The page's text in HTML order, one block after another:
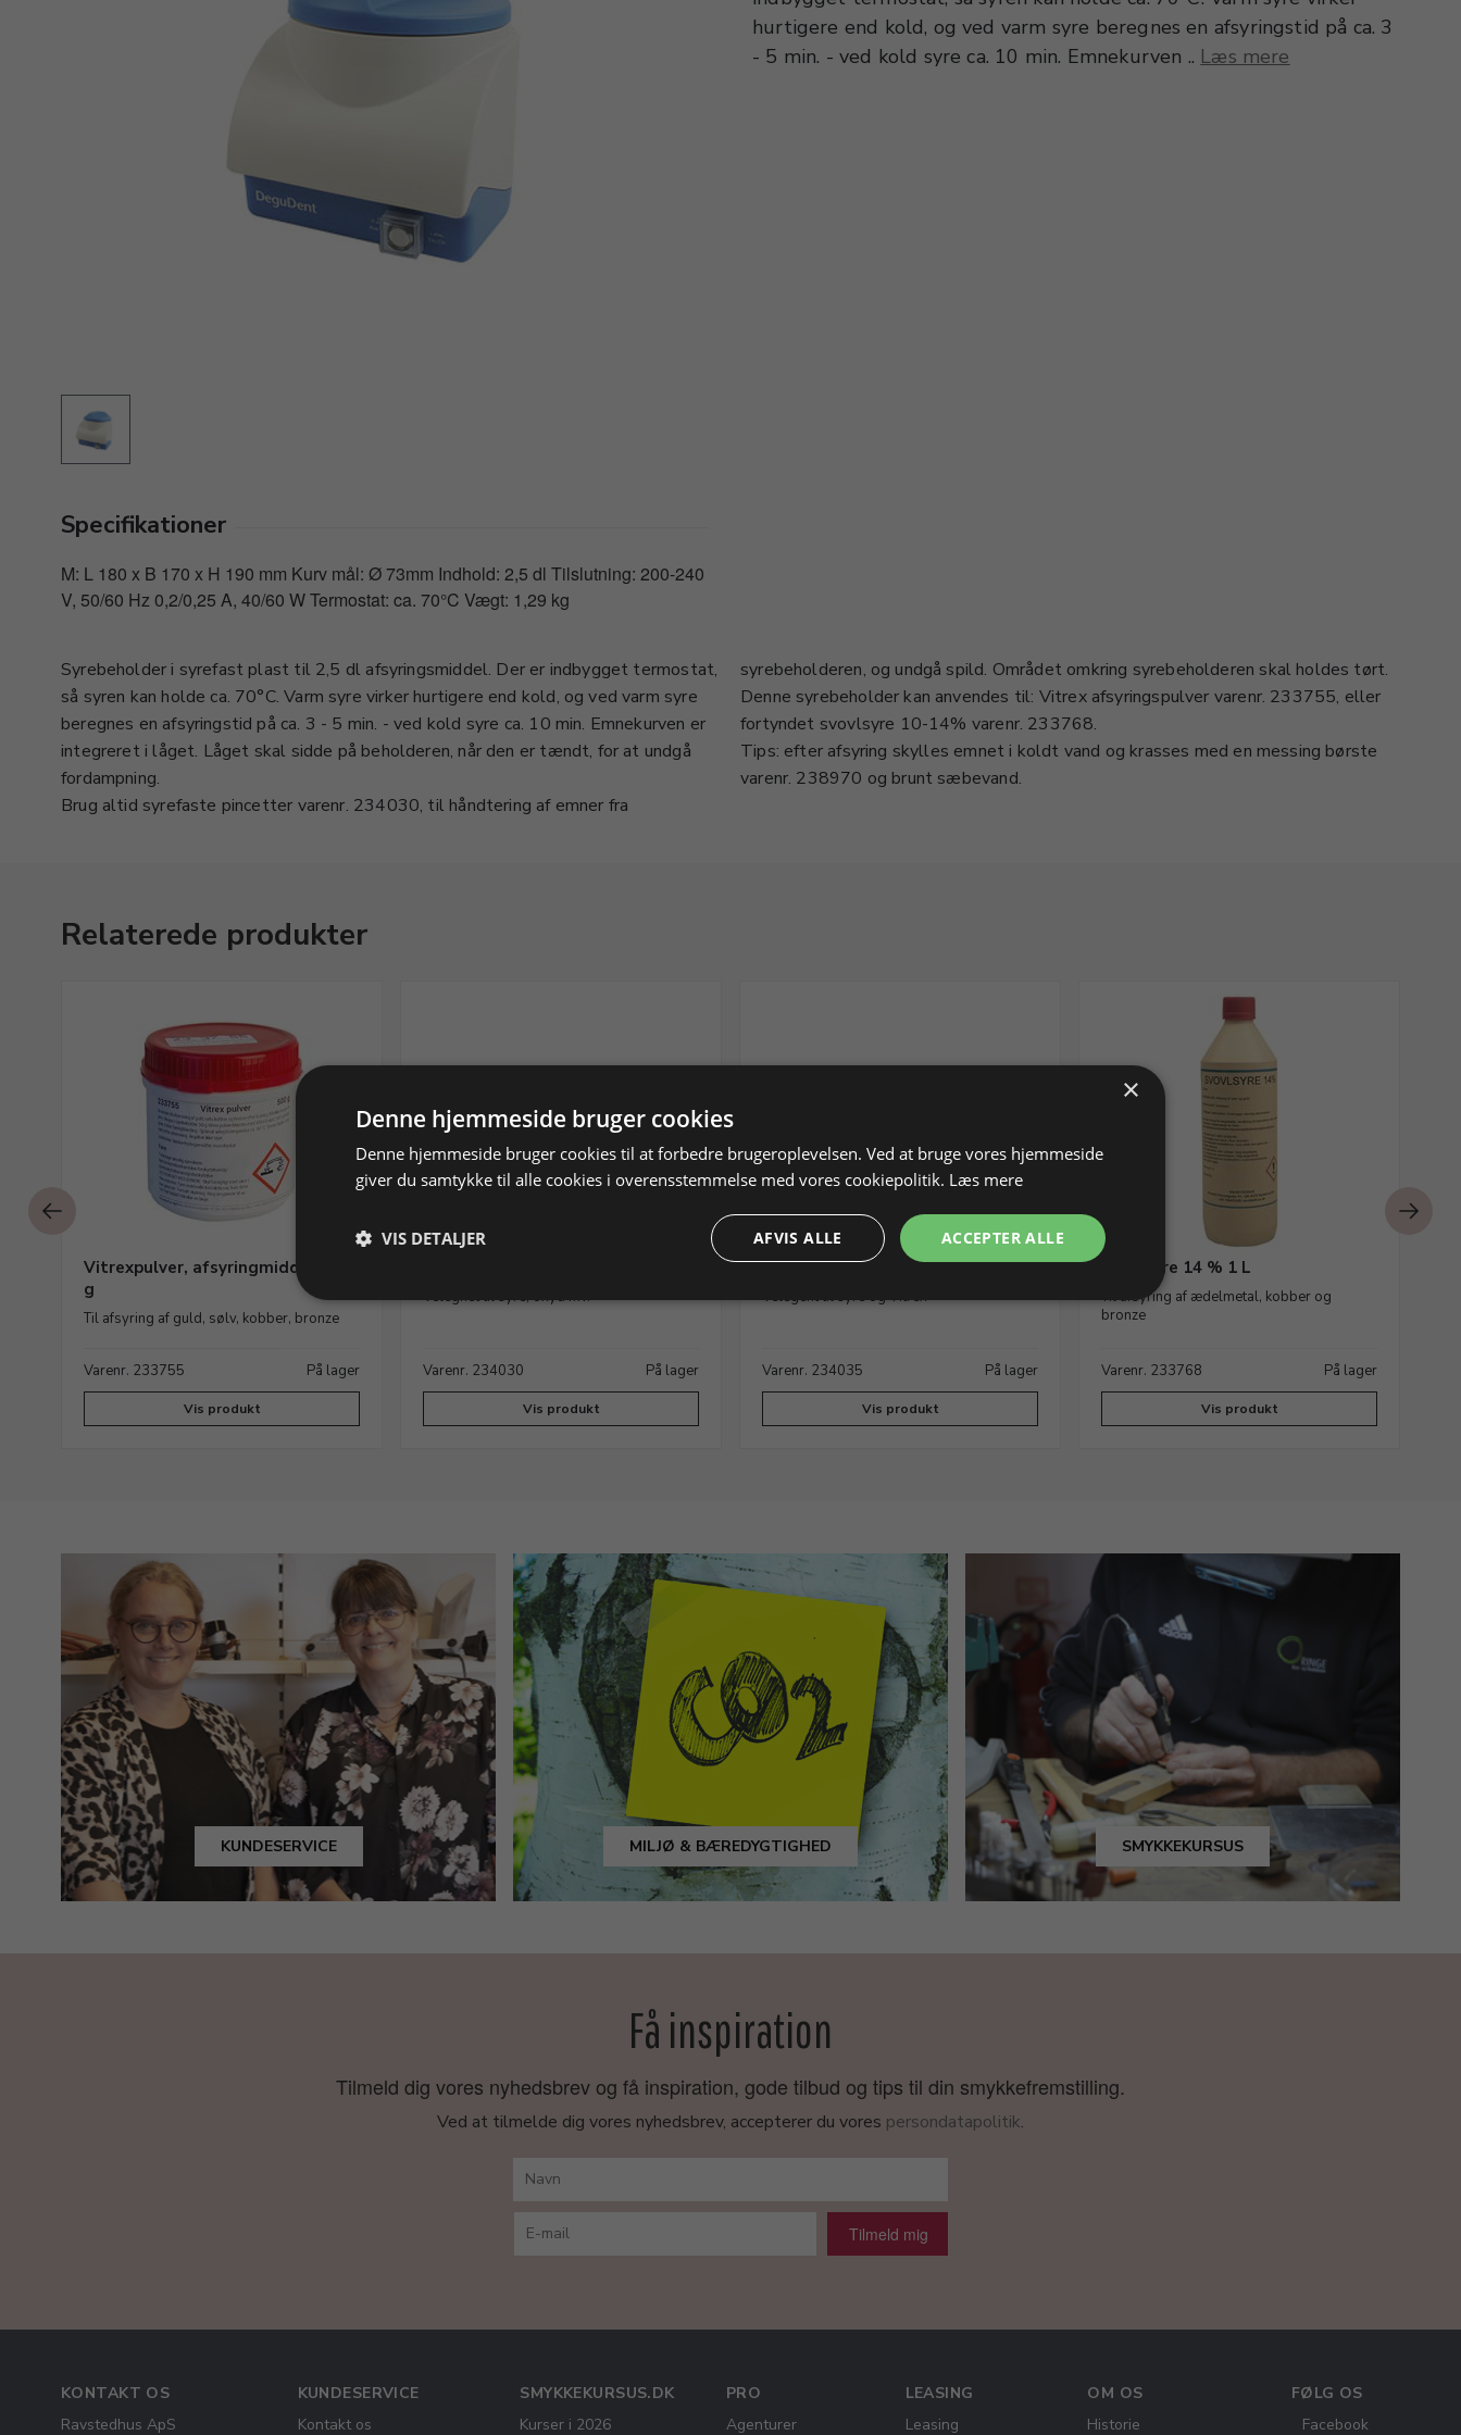
hurtigere end kold, og ved varm syre beregnes en afsyringstid på ca. 3
- 5 min. - ved kold syre ca. 10 min. Emnekurven .. Læs mere
Specifikationer
M: L 180 x B 170 x H 190 mm Kurv mål: Ø 73mm Indhold: 2,5 dl Tilslutning: 200-240
V, 50/60 Hz 0,2/0,25 A, 40/60 W Termostat: ca. 70°C Vægt: 1,29 kg
Syrebeholder i syrefast plast til 2,5 dl afsyringsmiddel. Der er indbygget termostat,
så syren kan holde ca. 70°C. Varm syre virker hurtigere end kold, og ved varm syre
beregnes en afsyringstid på ca. 3 - 5 min. - ved kold syre ca. 10 min. Emnekurven er
integreret i låget. Låget skal sidde på beholderen, når den er tændt, for at undgå
fordampning.
Brug altid syrefaste pincetter varenr. 234030, til håndtering af emner fra
syrebeholderen, og undgå spild. Området omkring syrebeholderen skal holdes tørt.
Denne syrebeholder kan anvendes til: Vitrex afsyringspulver varenr. 233755, eller
fortyndet svovlsyre 10-14% varenr. 233768.
Tips: efter afsyring skylles emnet i koldt vand og krasses med en messing børste
varenr. 238970 og brunt sæbevand.
Relaterede produkter
Vitrexpulver, afsyringmiddel, 500
g
Til afsyring af guld, sølv, kobber, bronze
Varenr. 233755 På lager
Vis produkt
Velegnet til syre, oxyd mv.
Varenr. 234030 På lager
Vis produkt
Kobberpincet, 220 mm.
Velegent til syre og Vitrex
Varenr. 234035 På lager
Vis produkt
Svovlsyre 14 % 1 L
Til afsyring af ædelmetal, kobber og
bronze
Varenr. 233768 På lager
Vis produkt
KUNDESERVICE MILJØ & BÆREDYGTIGHED SMYKKEKURSUS
Få inspiration
Tilmeld dig vores nyhedsbrev og få inspiration, gode tilbud og tips til din smykkefremstilling.
Ved at tilmelde dig vores nyhedsbrev, accepterer du vores persondatapolitik.
Tilmeld mig
KONTAKT OS
Ravstedhus ApS
KUNDESERVICE
Kontakt os
SMYKKEKURSUS.DK
Kurser i 2026
PRO
Agenturer
LEASING
Leasing
OM OS
Historie
FØLG OS
Facebook
×
Denne hjemmeside bruger cookies
Denne hjemmeside bruger cookies til at forbedre brugeroplevelsen. Ved at bruge vores hjemmeside
giver du samtykke til alle cookies i overensstemmelse med vores cookiepolitik. Læs mere
ACCEPTER ALLE
AFVIS ALLE
VIS DETALJER